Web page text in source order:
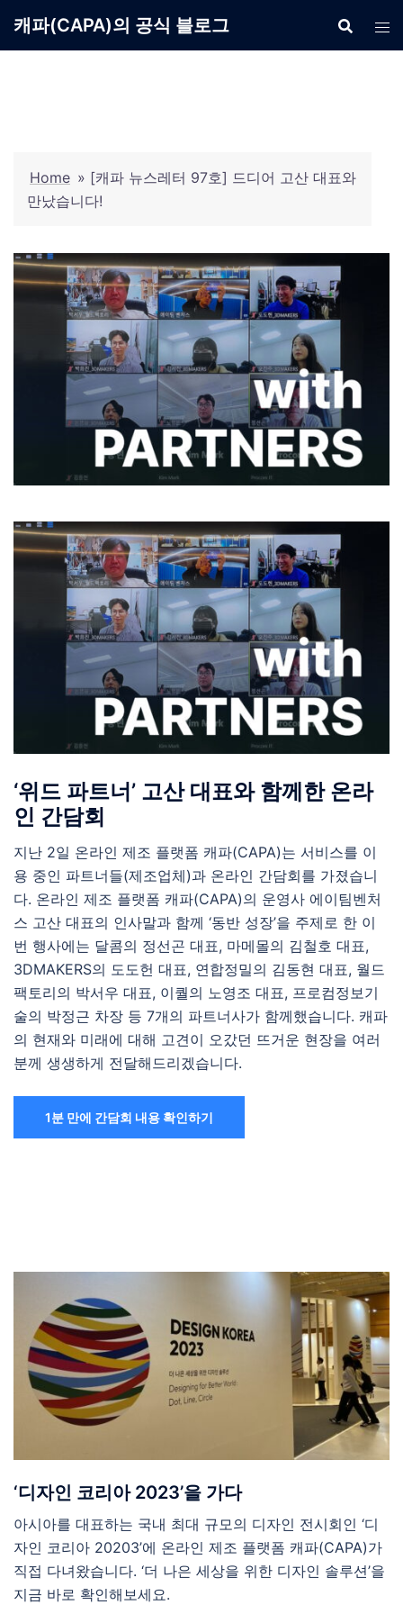
캐파(CAPA)의 공식 블로그
Home » [캐파 뉴스레터 97호] 드디어 고산 대표와
만났습니다!
‘위드 파트너’ 고산 대표와 함께한 온라
인 간담회
지난 2일 온라인 제조 플랫폼 캐파(CAPA)는 서비스를 이
용 중인 파트너들(제조업체)과 온라인 간담회를 가졌습니
다. 온라인 제조 플랫폼 캐파(CAPA)의 운영사 에이팀벤처
스 고산 대표의 인사말과 함께 ‘동반 성장’을 주제로 한 이
번 행사에는 달콤의 정선곤 대표, 마메몰의 김철호 대표,
3DMAKERS의 도도헌 대표, 연합정밀의 김동현 대표, 월드
팩토리의 박서우 대표, 이퀄의 노영조 대표, 프로컴정보기
술의 박정근 차장 등 7개의 파트너사가 함께했습니다. 캐파
의 현재와 미래에 대해 고견이 오갔던 뜨거운 현장을 여러
분께 생생하게 전달해드리겠습니다.
1분 만에 간담회 내용 확인하기
‘디자인 코리아 2023’을 가다
아시아를 대표하는 국내 최대 규모의 디자인 전시회인 ‘디
자인 코리아 20203’에 온라인 제조 플랫폼 캐파(CAPA)가
직접 다녀왔습니다. ‘더 나은 세상을 위한 디자인 솔루션’을
지금 바로 확인해보세요.